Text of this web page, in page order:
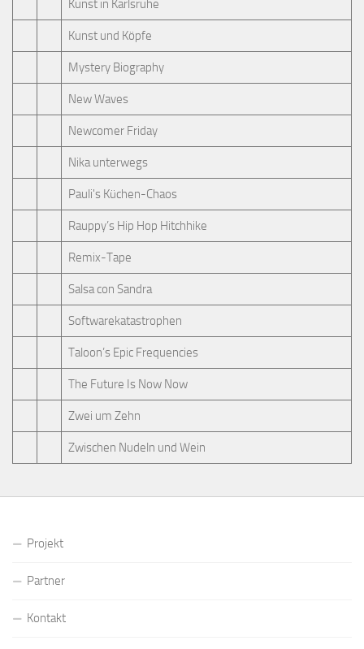
Kunst in Karlsruhe
Kunst und Köpfe
Mystery Biography
New Waves
Newcomer Friday
Nika unterwegs
Pauli's Küchen-Chaos
Rauppy’s Hip Hop Hitchhike
Remix-Tape
Salsa con Sandra
Softwarekatastrophen
Taloon’s Epic Frequencies
The Future Is Now Now
Zwei um Zehn
Zwischen Nudeln und Wein
Projekt
Partner
Kontakt